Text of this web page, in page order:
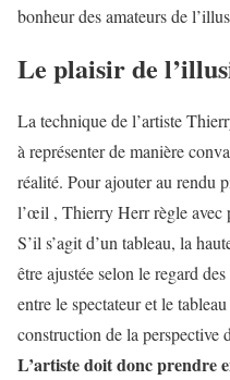
bonheur des amateurs de
Le plaisir de
La technique de l’artiste
à représenter de manière
réalité. Pour ajouter au rendu
l’œil , Thierry Herr règle avec
S’il s’agit d’un tableau, la
être ajustée selon le regard
entre le spectateur et le
construction de la perspective
L’artiste doit donc prendre